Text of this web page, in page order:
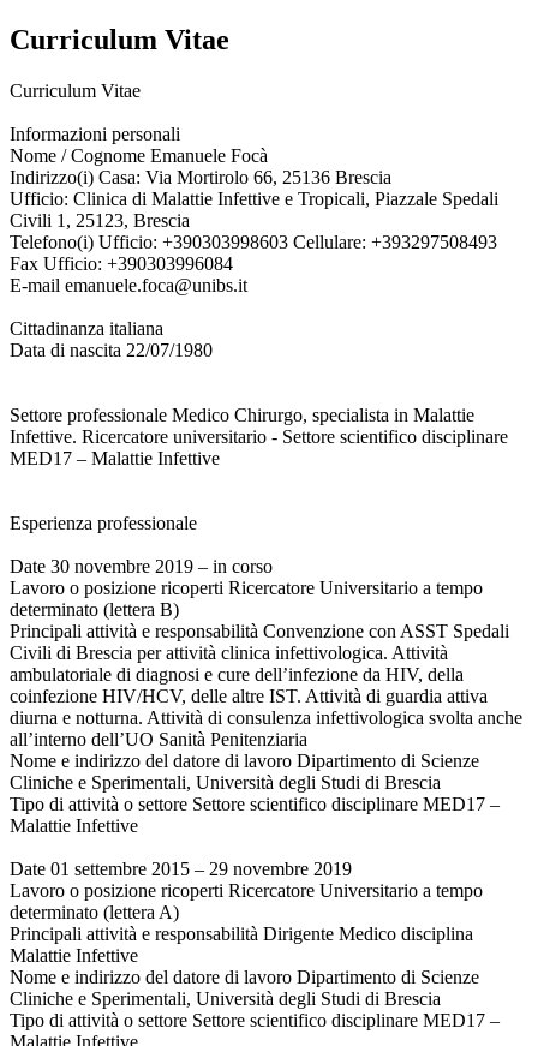
Curriculum Vitae
Curriculum Vitae
Informazioni personali
Nome / Cognome Emanuele Focà
Indirizzo(i) Casa: Via Mortirolo 66, 25136 Brescia
Ufficio: Clinica di Malattie Infettive e Tropicali, Piazzale Spedali
Civili 1, 25123, Brescia
Telefono(i) Ufficio: +390303998603 Cellulare: +393297508493
Fax Ufficio: +390303996084
E-mail emanuele.foca@unibs.it
Cittadinanza italiana
Data di nascita 22/07/1980
Settore professionale Medico Chirurgo, specialista in Malattie
Infettive. Ricercatore universitario - Settore scientifico disciplinare
MED17 – Malattie Infettive
Esperienza professionale
Date 30 novembre 2019 – in corso
Lavoro o posizione ricoperti Ricercatore Universitario a tempo
determinato (lettera B)
Principali attività e responsabilità Convenzione con ASST Spedali
Civili di Brescia per attività clinica infettivologica. Attività
ambulatoriale di diagnosi e cure dell’infezione da HIV, della
coinfezione HIV/HCV, delle altre IST. Attività di guardia attiva
diurna e notturna. Attività di consulenza infettivologica svolta anche
all’interno dell’UO Sanità Penitenziaria
Nome e indirizzo del datore di lavoro Dipartimento di Scienze
Cliniche e Sperimentali, Università degli Studi di Brescia
Tipo di attività o settore Settore scientifico disciplinare MED17 –
Malattie Infettive
Date 01 settembre 2015 – 29 novembre 2019
Lavoro o posizione ricoperti Ricercatore Universitario a tempo
determinato (lettera A)
Principali attività e responsabilità Dirigente Medico disciplina
Malattie Infettive
Nome e indirizzo del datore di lavoro Dipartimento di Scienze
Cliniche e Sperimentali, Università degli Studi di Brescia
Tipo di attività o settore Settore scientifico disciplinare MED17 –
Malattie Infettive